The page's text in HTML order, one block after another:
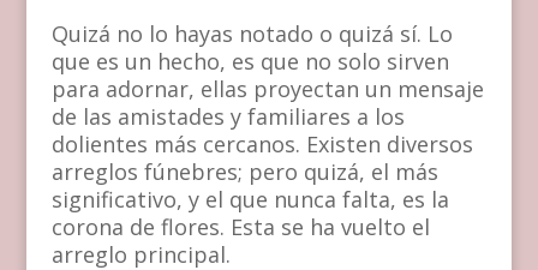
Quizá no lo hayas notado o quizá sí. Lo
que es un hecho, es que no solo sirven
para adornar, ellas proyectan un mensaje
de las amistades y familiares a los
dolientes más cercanos. Existen diversos
arreglos fúnebres; pero quizá, el más
significativo, y el que nunca falta, es la
corona de flores. Esta se ha vuelto el
arreglo principal.